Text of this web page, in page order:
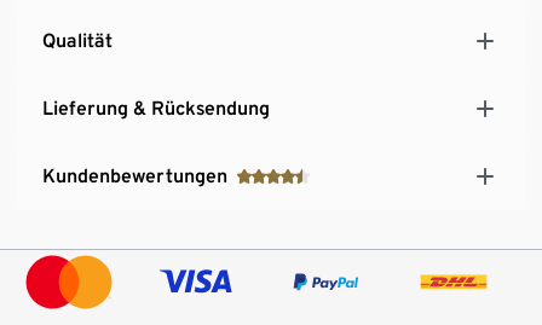
Qualität
Lieferung & Rücksendung
Kundenbewertungen